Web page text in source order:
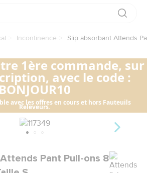
Incontinence Slip absorbant Attends
1ère commande, sur
avec le code :
BONJOUR10
avec les offres en cours et hors Fauteuils
Releveurs.
Pant Pull-ons 8Marque